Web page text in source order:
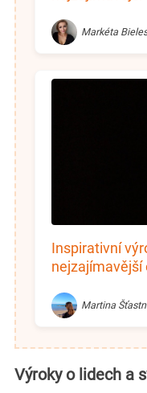
Markéta
Inspirativní
nejzajímavější
Martina
Výroky o lidech a